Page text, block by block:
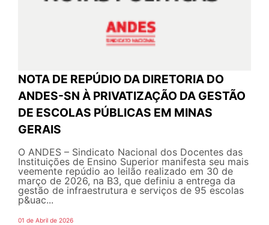
NOTA DE REPÚDIO DA DIRETORIA DO
ANDES-SN À PRIVATIZAÇÃO DA GESTÃO
DE ESCOLAS PÚBLICAS EM MINAS
GERAIS
O ANDES – Sindicato Nacional dos Docentes das
Instituições de Ensino Superior manifesta seu mais
veemente repúdio ao leilão realizado em 30 de
março de 2026, na B3, que definiu a entrega da
gestão de infraestrutura e serviços de 95 escolas
p&uac...
01 de Abril de 2026